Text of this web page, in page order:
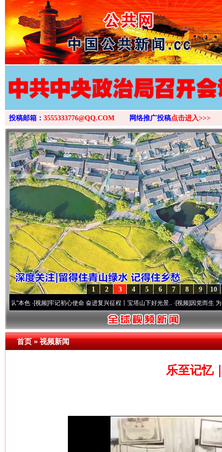
>
投稿邮箱： 3555333776@QQ.COM 网络推广投稿点击进入>>>
10
9
8
7
6
5
4
3
2
1
·[视频]牢记初心使命 奋进复兴征程丨宝塔山下好光景..·[视频]因党而生 为党而战——
首页»视频新闻
乐至记忆